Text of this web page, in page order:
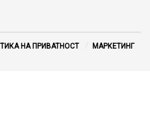
НА ПРИВАТНОСТ
МАРКЕТИНГ